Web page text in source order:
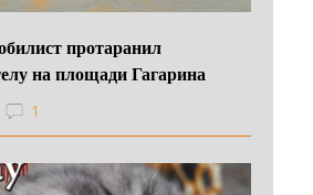
протаранил
на площади Гагарина
1